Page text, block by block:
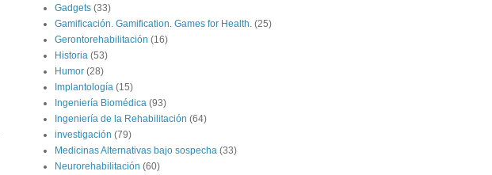
Gadgets (33)
Gamificación. Gamification. Games for Health. (25)
Gerontorehabilitación (16)
Historia (53)
Humor (28)
Implantología (15)
Ingeniería Biomédica (93)
Ingeniería de la Rehabilitación (64)
investigación (79)
Medicinas Alternativas bajo sospecha (33)
Neurorehabilitación (60)